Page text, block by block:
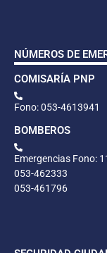
NÚMEROS DE
COMISARÍA PNP
Fono: 053-4613941
BOMBEROS
Emergencias Fono:
053-462333
053-461796